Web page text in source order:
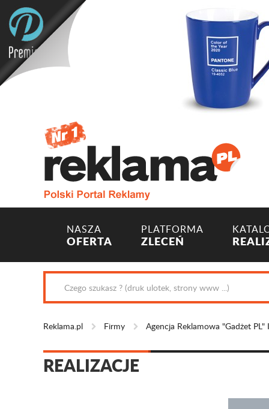
NASZA
OFERTA
PLATFORMA
ZLECEŃ
Reklama.pl Firmy Agencja Reklamowa "Gadżet
REALIZACJE